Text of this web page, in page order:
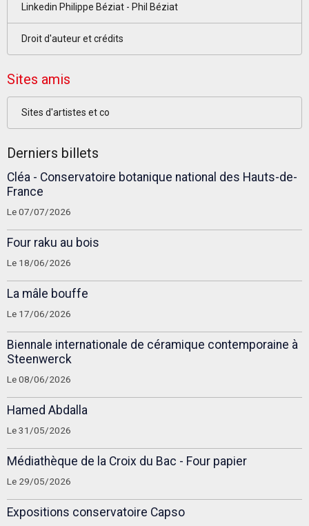
Linkedin Philippe Béziat - Phil Béziat
Droit d'auteur et crédits
Sites amis
Sites d'artistes et co
Derniers billets
Cléa - Conservatoire botanique national des Hauts-de-
France
Le 07/07/2026
Four raku au bois
Le 18/06/2026
La mâle bouffe
Le 17/06/2026
Biennale internationale de céramique contemporaine à
Steenwerck
Le 08/06/2026
Hamed Abdalla
Le 31/05/2026
Médiathèque de la Croix du Bac - Four papier
Le 29/05/2026
Expositions conservatoire Capso